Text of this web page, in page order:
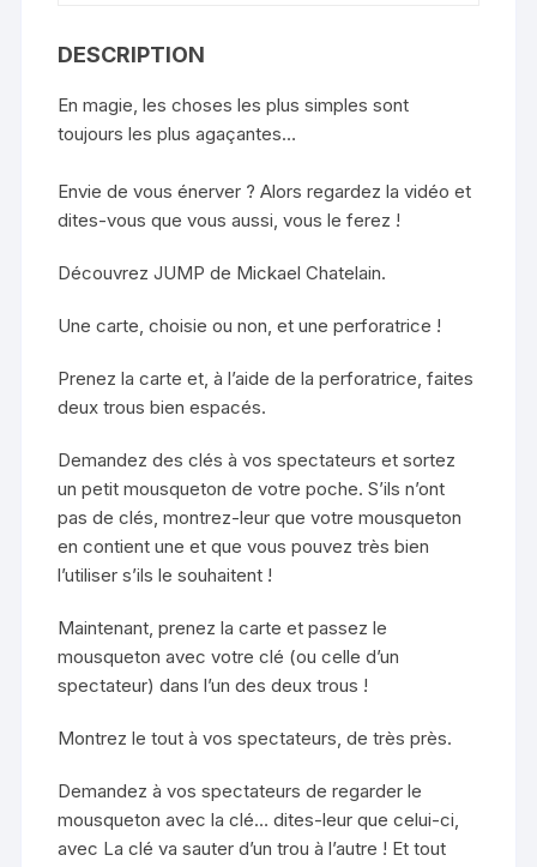
DESCRIPTION
En magie, les choses les plus simples sont
toujours les plus agaçantes…
Envie de vous énerver ? Alors regardez la vidéo et
dites-vous que vous aussi, vous le ferez !
Découvrez JUMP de Mickael Chatelain.
Une carte, choisie ou non, et une perforatrice !
Prenez la carte et, à l’aide de la perforatrice, faites
deux trous bien espacés.
Demandez des clés à vos spectateurs et sortez
un petit mousqueton de votre poche. S’ils n’ont
pas de clés, montrez-leur que votre mousqueton
en contient une et que vous pouvez très bien
l’utiliser s’ils le souhaitent !
Maintenant, prenez la carte et passez le
mousqueton avec votre clé (ou celle d’un
spectateur) dans l’un des deux trous !
Montrez le tout à vos spectateurs, de très près.
Demandez à vos spectateurs de regarder le
mousqueton avec la clé… dites-leur que celui-ci,
avec La clé va sauter d’un trou à l’autre ! Et tout